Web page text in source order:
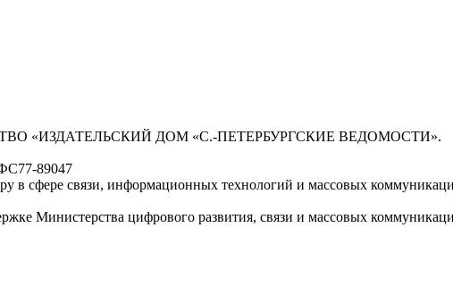
«ИЗДАТЕЛЬСКИЙ ДОМ «С.-ПЕТЕРБУРГСКИЕ ВЕДОМОСТИ».
89047
в сфере связи, информационных технологий и массовых
Министерства цифрового развития, связи и массовых